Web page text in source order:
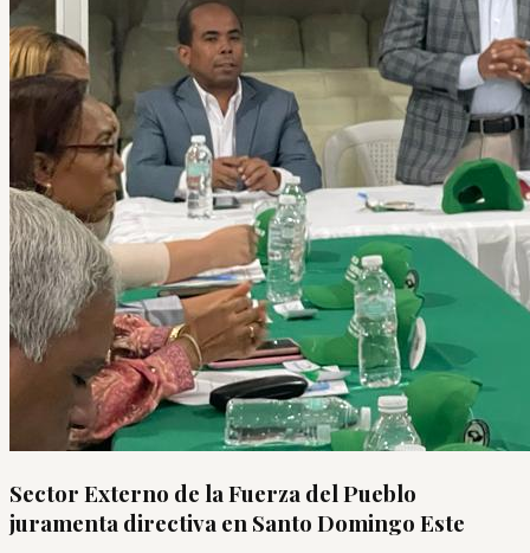
Sector Externo de la Fuerza del Pueblo
juramenta directiva en Santo Domingo Este